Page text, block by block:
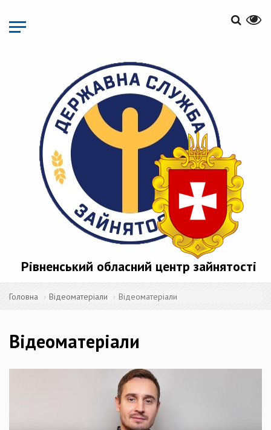
основного
матеріалу
Рівненський обласний центр зайнятості
Головна Відеоматеріали Відеоматеріали
Відеоматеріали